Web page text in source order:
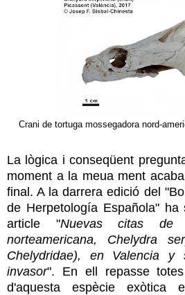
Crani de tortuga mossegadora nord-
La lògica i conseqüent
moment a la meua ment
final. A la darrera edició del
de Herpetología Española"
article "Nuevas citas de
norteamericana, Chelydra
Chelydridae), en Valencia y
invasor". En ell repasse
d'aquesta espècie exòtica